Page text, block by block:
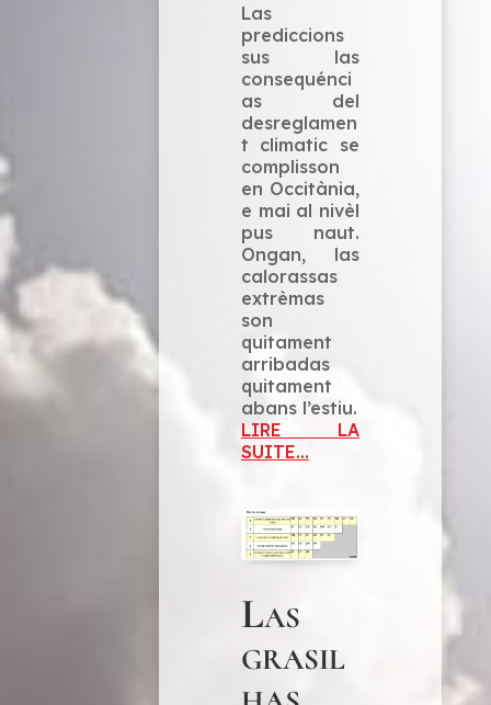
Las
prediccions
sus las
consequénci
as del
desreglamen
t climatic se
complisson
en Occitània,
e mai al nivèl
pus naut.
Ongan, las
calorassas
extrèmas
son
quitament
arribadas
quitament
abans l’estiu.
LIRE LA
SUITE...
Las
grasil